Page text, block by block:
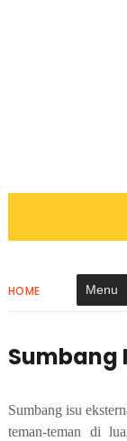
HOME
Sumbang
Sumbang isu
teman-teman di